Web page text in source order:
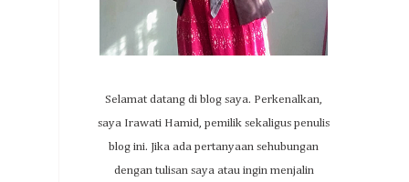
Selamat datang di blog saya. Perkenalkan,
saya Irawati Hamid, pemilik sekaligus penulis
blog ini. Jika ada pertanyaan sehubungan
dengan tulisan saya atau ingin menjalin